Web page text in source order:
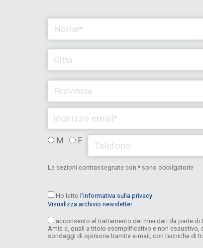
M F
Le sezioni contrassegnate con * sono obbligatorie
Ho letto l’informativa sulla privacy
Visualizza archivio newsletter
acconsento al trattamento dei miei dati da parte
Amis e, quali a titolo esemplificativo e non
sondaggi di opinione tramite e-mail, con tecniche di